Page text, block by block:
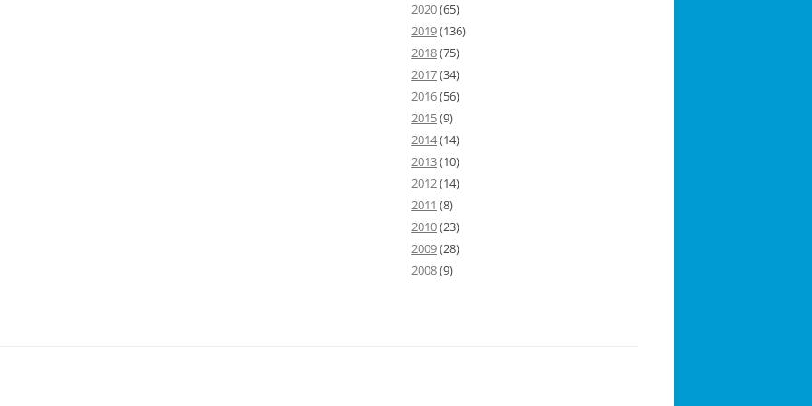
2020(65)
2019(136)
2018(75)
2017(34)
2016(56)
2015(9)
2014(14)
2013(10)
2012(14)
2011 (8)
2010(23)
2009(28)
2008(9)